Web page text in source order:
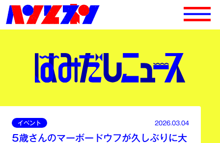
イベント 2026.03.04
5歳さんのマーボードウフが久しぶりに大